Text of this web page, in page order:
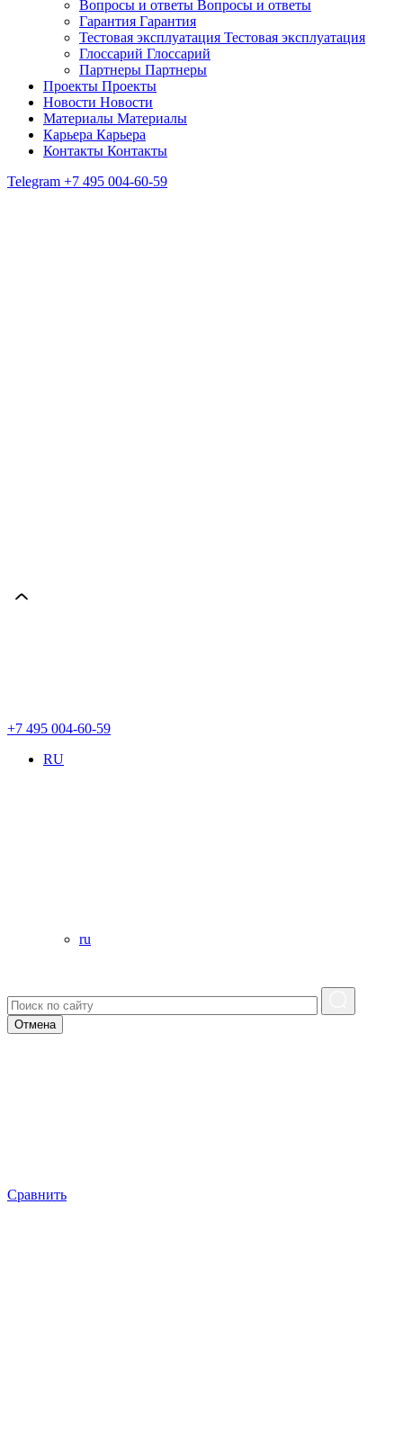
Вопросы и ответы Вопросы и ответы
Гарантия Гарантия
Тестовая эксплуатация Тестовая эксплуатация
Глоссарий Глоссарий
Партнеры Партнеры
Проекты Проекты
Новости Новости
Материалы Материалы
Карьера Карьера
Контакты Контакты
Telegram +7 495 004-60-59
+7 495 004-60-59
RU
ru
Отмена
Сравнить